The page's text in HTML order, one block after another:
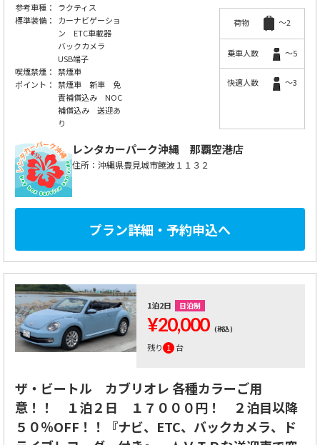
参考車種：
ラクティス
標準装備：
カーナビゲーショ
ン ETC車載器
バックカメラ
USB端子
喫煙禁煙： 禁煙車
ポイント： 禁煙車 新車 免
責補償込み NOC
補償込み 送迎あ
り
荷物 ～2
乗車人数 ～5
快適人数 ～3
レンタカーパーク沖縄 那覇空港店
住所：沖縄県豊見城市饒波１１３２
プラン詳細・予約申込へ
1泊2日 日泊制
¥20,000 (税込)
残り 1 台
ザ・ビートル カブリオレ 各種カラーご用
意！！ １泊２日 １７０００円！ ２泊目以降
５０％OFF！！『ナビ、ETC、バックカメラ、ド